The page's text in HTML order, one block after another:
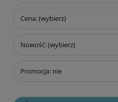
Cena: (wybierz)
Nowość: (wybierz)
Promocja: nie